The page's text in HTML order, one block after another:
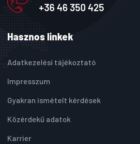
+36 46 350 425
Hasznos linkek
Adatkezelési tájékoztató
Impresszum
Gyakran ismételt kérdések
Közérdekű adatok
Karrier